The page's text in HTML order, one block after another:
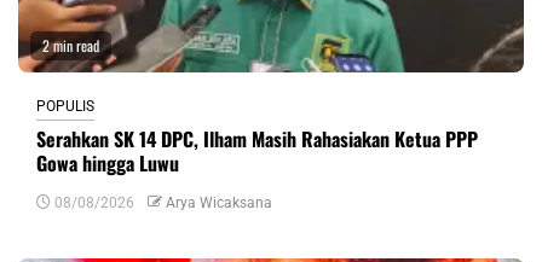
2 min read
POPULIS
Serahkan SK 14 DPC, Ilham Masih Rahasiakan Ketua PPP
Gowa hingga Luwu
08/08/2026 Arya Wicaksana